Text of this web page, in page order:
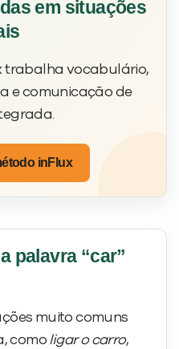
em situações
trabalha vocabulário,
e comunicação de
inFlux
palavra “car”
muito comuns
como ligar o carro,